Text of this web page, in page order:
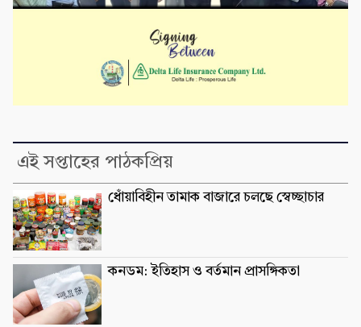
এই সপ্তাহের পাঠকপ্রিয়
ধোঁয়াবিহীন তামাক বাজারে চলছে স্বেচ্ছাচার
কনডম: ইতিহাস ও বর্তমান প্রাসঙ্গিকতা